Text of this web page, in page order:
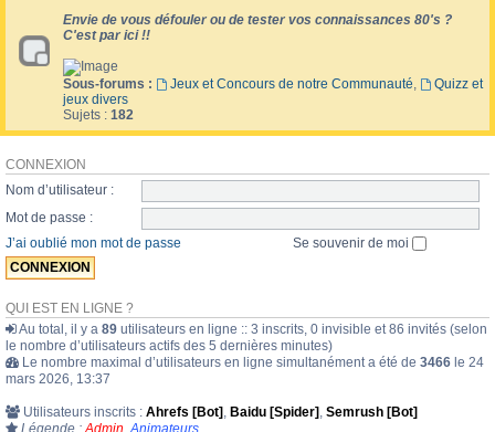
Envie de vous défouler ou de tester vos connaissances 80's ?
C'est par ici !!
Sous-forums : Jeux et Concours de notre Communauté,
Quizz et
jeux divers
Sujets : 182
CONNEXION
Nom d’utilisateur :
Mot de passe :
J’ai oublié mon mot de passe
Se souvenir de moi
QUI EST EN LIGNE ?
Au total, il y a 89 utilisateurs en ligne :: 3 inscrits, 0 invisible et 86 invités (selon
le nombre d’utilisateurs actifs des 5 dernières minutes)
Le nombre maximal d’utilisateurs en ligne simultanément a été de 3466 le 24
mars 2026, 13:37
Utilisateurs inscrits : Ahrefs [Bot] , Baidu [Spider] , Semrush [Bot]
Légende : Admin Animateurs